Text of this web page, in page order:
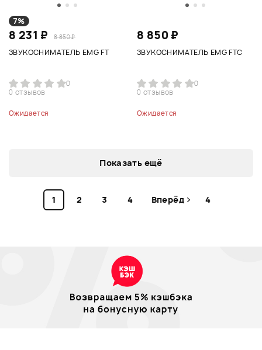
7%
8 231 ₽ 8 850 ₽
ЗВУКОСНИМАТЕЛЬ EMG FT
0
0 отзывов
Ожидается
8 850 ₽
ЗВУКОСНИМАТЕЛЬ EMG FTC
0
0 отзывов
Ожидается
Показать ещё
1 2 3 4 Вперёд 4